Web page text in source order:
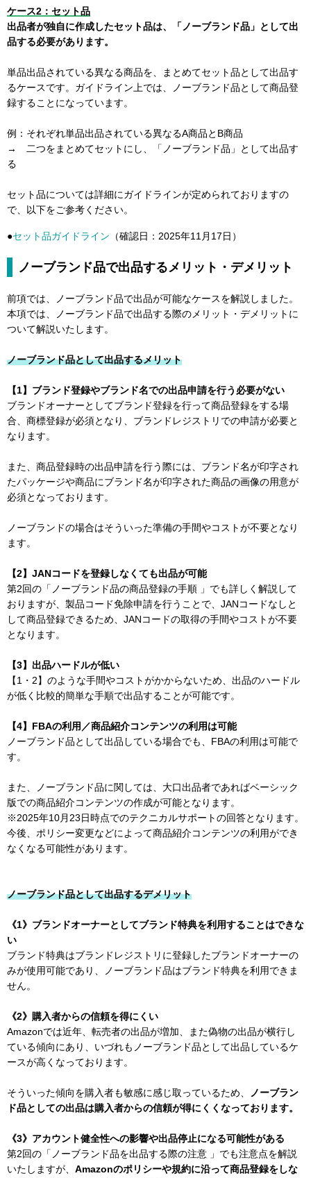
ケース2：セット品
出品者が独自に作成したセット品は、「ノーブランド品」として出
品する必要があります。
単品出品されている異なる商品を、まとめてセット品として出品す
るケースです。ガイドライン上では、ノーブランド品として商品登
録することになっています。
例：それぞれ単品出品されている異なるA商品とB商品
→ 二つをまとめてセットにし、「ノーブランド品」として出品す
る
セット品については詳細にガイドラインが定められておりますの
で、以下をご参考ください。
●セット品ガイドライン （確認日：2025年11月17日）
ノーブランド品で出品するメリット・デメリット
前項では、ノーブランド品で出品が可能なケースを解説しました。
本項では、ノーブランド品で出品する際のメリット・デメリットに
ついて解説いたします。
ノーブランド品として出品するメリット
【1】ブランド登録やブランド名での出品申請を行う必要がない
ブランドオーナーとしてブランド登録を行って商品登録をする場
合、商標登録が必須となり、ブランドレジストリでの申請が必要と
なります。
また、商品登録時の出品申請を行う際には、ブランド名が印字され
たパッケージや商品にブランド名が印字された商品の画像の用意が
必須となっております。
ノーブランドの場合はそういった準備の手間やコストが不要となり
ます。
【2】JANコードを登録しなくても出品が可能
第2回の「ノーブランド品の商品登録の手順 」でも詳しく解説して
おりますが、製品コード免除申請を行うことで、JANコードなしと
して商品登録できるため、JANコードの取得の手間やコストが不要
となります。
【3】出品ハードルが低い
【1・2】のような手間やコストがかからないため、出品のハードル
が低く比較的簡単な手順で出品することが可能です。
【4】FBAの利用／商品紹介コンテンツの利用は可能
ノーブランド品として出品している場合でも、FBAの利用は可能で
す。
また、ノーブランド品に関しては、大口出品者であればベーシック
版での商品紹介コンテンツの作成が可能となります。
※2025年10月23日時点でのテクニカルサポートの回答となります。
今後、ポリシー変更などによって商品紹介コンテンツの利用ができ
なくなる可能性があります。
ノーブランド品として出品するデメリット
《1》ブランドオーナーとしてブランド特典を利用することはできな
い
ブランド特典はブランドレジストリに登録したブランドオーナーの
みが使用可能であり、ノーブランド品はブランド特典を利用できま
せん。
《2》購入者からの信頼を得にくい
Amazonでは近年、転売者の出品が増加、また偽物の出品が横行し
ている傾向にあり、いづれもノーブランド品として出品しているケ
ースが高くなっております。
そういった傾向を購入者も敏感に感じ取っているため、
ノーブラン
ド品としての出品は購入者からの信頼が得にくくなっております。
《3》アカウント健全性への影響や出品停止になる可能性がある
第2回の「ノーブランド品を出品する際の注意 」でも注意点を解説
いたしますが、 Amazonのポリシーや規約に沿って商品登録をしな